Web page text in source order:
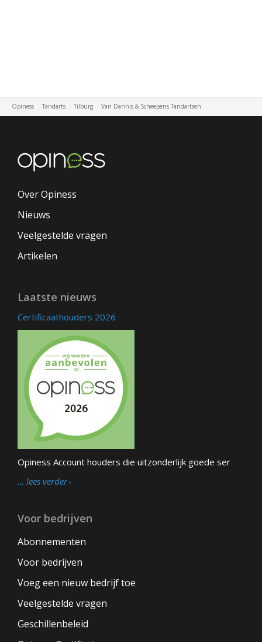
Opiness Tandarts Tilburg Van Dannis & Scheepens Tandartsen
Over Opiness
Nieuws
Veelgestelde vragen
Artikelen
Laatste nieuws
Certificaathouders 2026
Opiness Account houders die uitzonderlijk goede ser
… lees verder
Voor bedrijven
Abonnementen
Voor bedrijven
Voeg een nieuw bedrijf toe
Veelgestelde vragen
Geschillenbeleid